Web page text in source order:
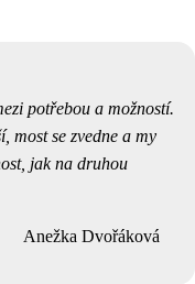
potřebou a možností.
most se zvedne a my
jak na druhou
Anežka Dvořáková